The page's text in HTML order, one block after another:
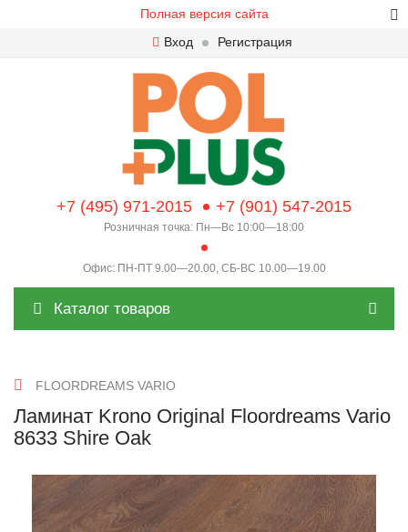
Полная версия сайта
Вход
Регистрация
+7 (495) 971-2015 +7 (901) 547-2015
Розничная точка: Пн—Вс 10:00—18:00
Офис: ПН-ПТ 9.00—20.00, СБ-ВС 10.00—19.00
Каталог товаров
FLOORDREAMS VARIO
Ламинат Krono Original Floordreams Vario
8633 Shire Oak